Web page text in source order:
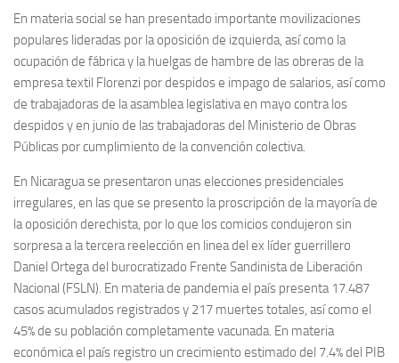
En materia social se han presentado importante movilizaciones
populares lideradas por la oposición de izquierda, así como la
ocupación de fábrica y la huelgas de hambre de las obreras de la
empresa textil Florenzi por despidos e impago de salarios, así como
de trabajadoras de la asamblea legislativa en mayo contra los
despidos y en junio de las trabajadoras del Ministerio de Obras
Públicas por cumplimiento de la convención colectiva.
En Nicaragua se presentaron unas elecciones presidenciales
irregulares, en las que se presento la proscripción de la mayoría de
la oposición derechista, por lo que los comicios condujeron sin
sorpresa a la tercera reelección en linea del ex líder guerrillero
Daniel Ortega del burocratizado Frente Sandinista de Liberación
Nacional (FSLN). En materia de pandemia el país presenta 17.487
casos acumulados registrados y 217 muertes totales, así como el
45% de su población completamente vacunada. En materia
económica el país registro un crecimiento estimado del 7.4% del PIB